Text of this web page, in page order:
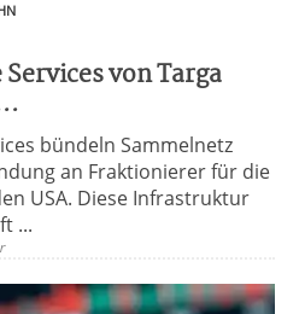
von Targa
bündeln Sammelnetz
an Fraktionierer für die
USA. Diese Infrastruktur
...